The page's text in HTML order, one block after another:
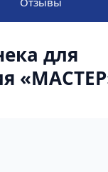
для